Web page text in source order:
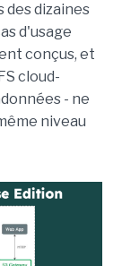
des dizaines
d'usage
conçus, et
cloud-
- ne
niveau